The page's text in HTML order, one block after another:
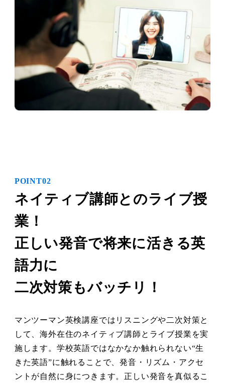
POINT02
ネイティブ講師とのライブ授
業！
正しい発音で将来に活きる英
語力に
二次対策もバッチリ！
マンツーマン英検講座ではリスニングや二次対策と
して、海外在住のネイティブ講師とライブ授業を実
施します。学校英語ではなかなか触れられない“生
きた英語”に触れることで、発音・リズム・アクセ
ントが自然に身につきます。正しい発音を真似るこ